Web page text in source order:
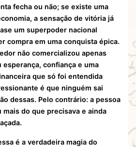
fecha ou não; se existe uma
a sensação de vitória já
um superpoder nacional
compra em uma conquista épica.
não comercializou apenas
confiança e uma
que só foi entendida
é que ninguém sai
dessas. Pelo contrário: a pessoa
do que precisava e ainda
é a verdadeira magia do